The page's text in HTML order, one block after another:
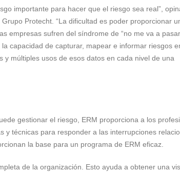
importante para hacer que el riesgo sea real”,
Protecht. “La dificultad es poder proporcionar
empresas sufren del síndrome de “no me va a
capacidad de capturar, mapear e informar riesgos
múltiples usos de esos datos en cada nivel de una
gestionar el riesgo, ERM proporciona a los
técnicas para responder a las interrupciones
la base para un programa de ERM eficaz.
de la organización. Esto ayuda a obtener una